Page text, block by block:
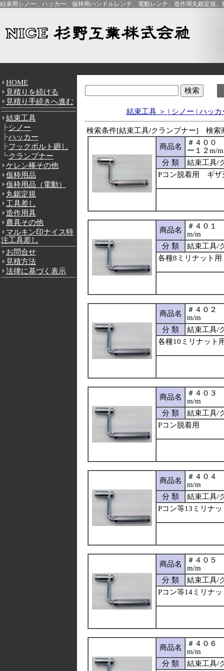
結束用シノー、ハッカー、仮枠用ハンドルレンチ、電動レンチ、造作用丸鋸定規
HOME
見積りを続ける
見積り手続きへ進む
結束工具
┣シノー
┣ハッカー
┣フックボルト廻し
┗クランプナー
ケレン棒その他
仮枠用品
仮枠用品（電動）
丸鋸定規
工具差し
造作用具
農具その他
マルキン印ナイス特
注工具差し
お問合せ
見積方法
法律に基づく表示
結束工具 ＞ | シノー | ハッ
検索条件[結束工具/クランプナー] 検索
商品名
＃４００
ー１２m/m
分 類
結束工具/
Pコン脱着用 ギザ
商品名
＃４０１
m/m
分 類
結束工具/
各種8ミリナット用
商品名
＃４０２
m/m
分 類
結束工具/
各種10ミリナット
商品名
＃４０３
m/m
分 類
結束工具/
Pコン脱着用
商品名
＃４０４
m/m
分 類
結束工具/
Pコン等13ミリナ
商品名
＃４０５
m/m
分 類
結束工具/
Pコン等14ミリナ
商品名
＃４０６
m/m
分 類
結束工具/